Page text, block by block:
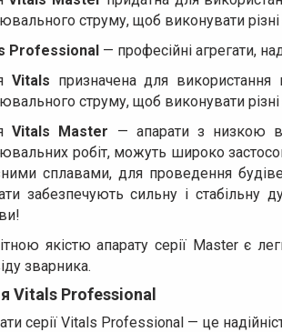
струму, щоб виконувати різні
Professional — професійні агрегати,
Vitals призначена для
струму, щоб виконувати різні
Vitals Master — апарати з низкою
робіт, можуть широко
сплавами, для проведення
забезпечують сильну і стабільну
якістю апарату серії Master є
зварника.
Vitals Professional
серії Vitals Professional — це